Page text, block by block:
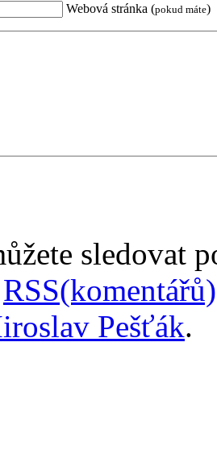
Webová stránka (pokud máte)
sledovat
RSS(komentářů)
Pešťák.